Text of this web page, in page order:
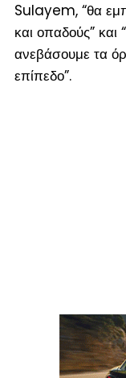
Sulayem, “θα
και οπαδούς” και
ανεβάσουμε τα
επίπεδο”.